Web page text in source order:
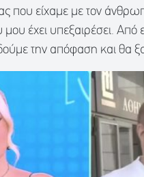
που είχαμε με τον
έχει υπεξαιρέσει. Από
την απόφαση και θα